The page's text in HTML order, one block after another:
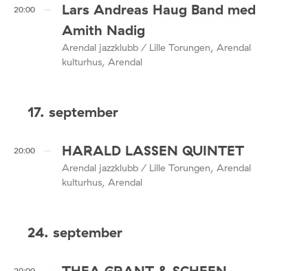
20:00
Lars Andreas Haug Band med
Amith Nadig
Arendal jazzklubb / Lille Torungen, Arendal
kulturhus, Arendal
17. september
20:00 HARALD LASSEN QUINTET
Arendal jazzklubb / Lille Torungen, Arendal
kulturhus, Arendal
24. september